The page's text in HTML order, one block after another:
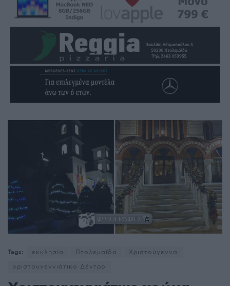
Tags: εκκλησία Πτολεμαΐδα
Χριστούγεννα
χριστουγεννιάτικο Δέντρο